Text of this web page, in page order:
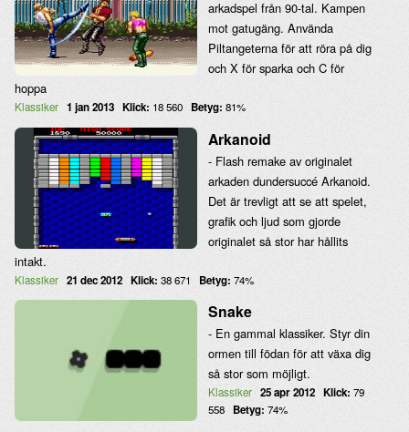
arkadspel från 90-tal. Kampen
mot gatugäng. Använda
Piltangeterna för att röra på dig
och X för sparka och C för
hoppa
Klassiker 1 jan 2013 Klick: 18 560 Betyg: 81%
Arkanoid
- Flash remake av originalet
arkaden dundersuccé Arkanoid.
Det är trevligt att se att spelet,
grafik och ljud som gjorde
originalet så stor har hållits
intakt.
Klassiker 21 dec 2012 Klick: 38 671 Betyg: 74%
Snake
- En gammal klassiker. Styr din
ormen till födan för att växa dig
så stor som möjligt.
Klassiker 25 apr 2012 Klick: 79
558
Betyg: 74%